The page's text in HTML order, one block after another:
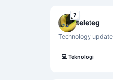
7
teleteg
Technology
💻 Teknologi